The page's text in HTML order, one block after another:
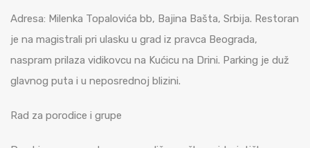
Adresa: Milenka Topalovića bb, Bajina Bašta, Srbija. Restoran
je na magistrali pri ulasku u grad iz pravca Beograda,
naspram prilaza vidikovcu na Kućicu na Drini. Parking je duž
glavnog puta i u neposrednoj blizini.
Rad za porodice i grupe